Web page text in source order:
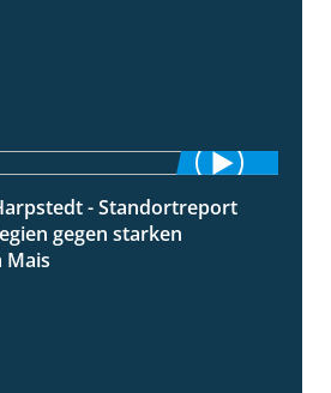
9:11
- Standortreport
gegen starken
Mais